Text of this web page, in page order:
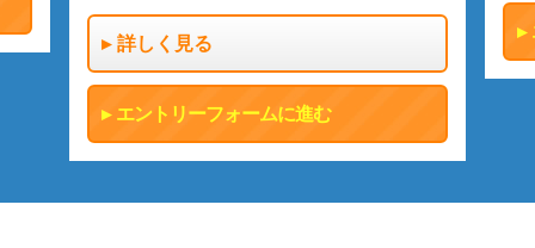
詳しく見る
エントリーフォームに進む